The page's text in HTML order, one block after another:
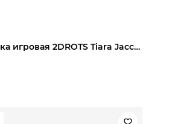
Футболка игровая 2DROTS Tiara Jaccard Jersey